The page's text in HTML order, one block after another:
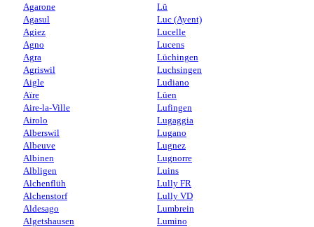
Agarone
Agasul
Agiez
Agno
Agra
Agriswil
Aigle
Aïre
Aire-la-Ville
Airolo
Alberswil
Albeuve
Albinen
Albligen
Alchenflüh
Alchenstorf
Aldesago
Algetshausen
Lü
Luc (Ayent)
Lucelle
Lucens
Lüchingen
Luchsingen
Ludiano
Lüen
Lufingen
Lugaggia
Lugano
Lugnez
Lugnorre
Luins
Lully FR
Lully VD
Lumbrein
Lumino